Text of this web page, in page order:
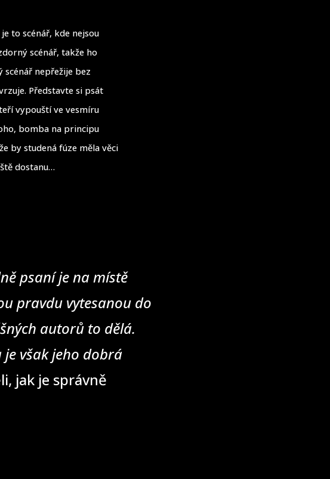
to scénář, kde nejsou
scénář, takže ho
scénář nepřežije bez
Představte si psát
vypouští ve vesmíru
bomba na principu
by studená fúze měla věci
dostanu…
psaní je na místě
pravdu vytesanou do
autorů to dělá.
však jeho dobrá
jak je správně